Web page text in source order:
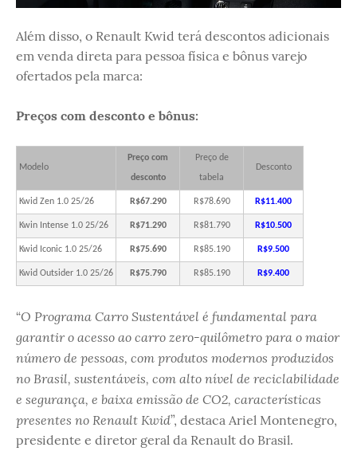
Além disso, o Renault Kwid terá descontos adicionais
em venda direta para pessoa física e bônus varejo
ofertados pela marca:
Preços com desconto e bônus:
Modelo
Preço com
desconto
Preço de
tabela
Desconto
Kwid Zen 1.0 25/26 R$67.290 R$78.690 R$11.400
Kwin Intense 1.0 25/26 R$71.290 R$81.790 R$10.500
Kwid Iconic 1.0 25/26 R$75.690 R$85.190 R$9.500
Kwid Outsider 1.0 25/26 R$75.790 R$85.190 R$9.400
“O Programa Carro Sustentável é fundamental para
garantir o acesso ao carro zero-quilômetro para o maior
número de pessoas, com produtos modernos produzidos
no Brasil, sustentáveis, com alto nível de reciclabilidade
e segurança, e baixa emissão de CO2, características
presentes no Renault Kwid”, destaca Ariel Montenegro,
presidente e diretor geral da Renault do Brasil.